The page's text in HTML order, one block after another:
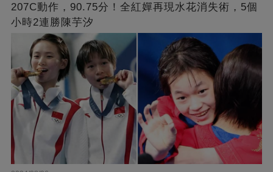
207C動作，90.75分！全紅嬋再現水花消失術，5個
小時2連勝陳芋汐